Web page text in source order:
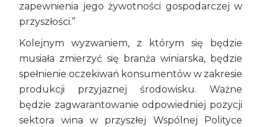
zapewnienia jego żywotności gospodarczej w
przyszłości.”
Kolejnym wyzwaniem, z którym się będzie
musiała zmierzyć się branża winiarska, będzie
spełnienie oczekiwań konsumentów w zakresie
produkcji przyjaznej środowisku. Ważne
będzie zagwarantowanie odpowiedniej pozycji
sektora wina w przyszłej Wspólnej Polityce